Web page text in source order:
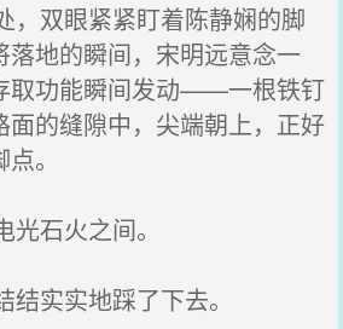
双眼紧紧盯着陈静娴的脚
落地的瞬间，宋明远意念一
取功能瞬间发动——一根铁钉
面的缝隙中，尖端朝上，正好
。
石火之间。
实实地踩了下去。